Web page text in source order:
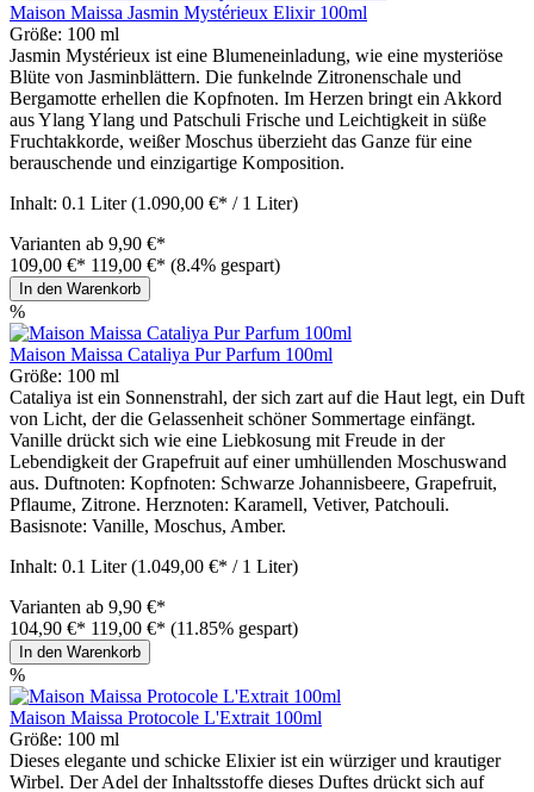
Maison Maissa Jasmin Mystérieux Elixir 100ml
Größe: 100 ml
Jasmin Mystérieux ist eine Blumeneinladung, wie eine mysteriöse
Blüte von Jasminblättern. Die funkelnde Zitronenschale und
Bergamotte erhellen die Kopfnoten. Im Herzen bringt ein Akkord
aus Ylang Ylang und Patschuli Frische und Leichtigkeit in süße
Fruchtakkorde, weißer Moschus überzieht das Ganze für eine
berauschende und einzigartige Komposition.
Inhalt: 0.1 Liter(1.090,00 €* / 1 Liter)
Varianten ab 9,90 €*
109,00 €* 119,00 €* (8.4% gespart)
In den Warenkorb
%
Maison Maissa Cataliya Pur Parfum 100ml
Größe: 100 ml
Cataliya ist ein Sonnenstrahl, der sich zart auf die Haut legt, ein Duft
von Licht, der die Gelassenheit schöner Sommertage einfängt.
Vanille drückt sich wie eine Liebkosung mit Freude in der
Lebendigkeit der Grapefruit auf einer umhüllenden Moschuswand
aus. Duftnoten: Kopfnoten: Schwarze Johannisbeere, Grapefruit,
Pflaume, Zitrone. Herznoten: Karamell, Vetiver, Patchouli.
Basisnote: Vanille, Moschus, Amber.
Inhalt: 0.1 Liter(1.049,00 €* / 1 Liter)
Varianten ab 9,90 €*
104,90 €* 119,00 €* (11.85% gespart)
In den Warenkorb
%
Maison Maissa Protocole L'Extrait 100ml
Größe: 100 ml
Dieses elegante und schicke Elixier ist ein würziger und krautiger
Wirbel. Der Adel der Inhaltsstoffe dieses Duftes drückt sich auf